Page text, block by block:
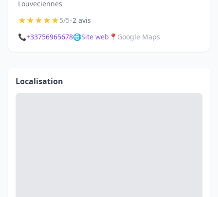
Louveciennes
★★★★★5/5•2 avis
📞+33756965678🌐Site web 📍 Google Maps
Localisation